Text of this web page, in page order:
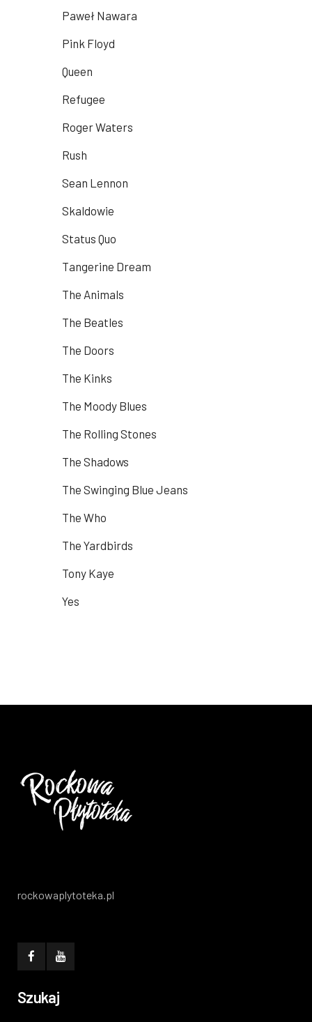
Paweł Nawara
Pink Floyd
Queen
Refugee
Roger Waters
Rush
Sean Lennon
Skaldowie
Status Quo
Tangerine Dream
The Animals
The Beatles
The Doors
The Kinks
The Moody Blues
The Rolling Stones
The Shadows
The Swinging Blue Jeans
The Who
The Yardbirds
Tony Kaye
Yes
rockowaplytoteka.pl
Szukaj